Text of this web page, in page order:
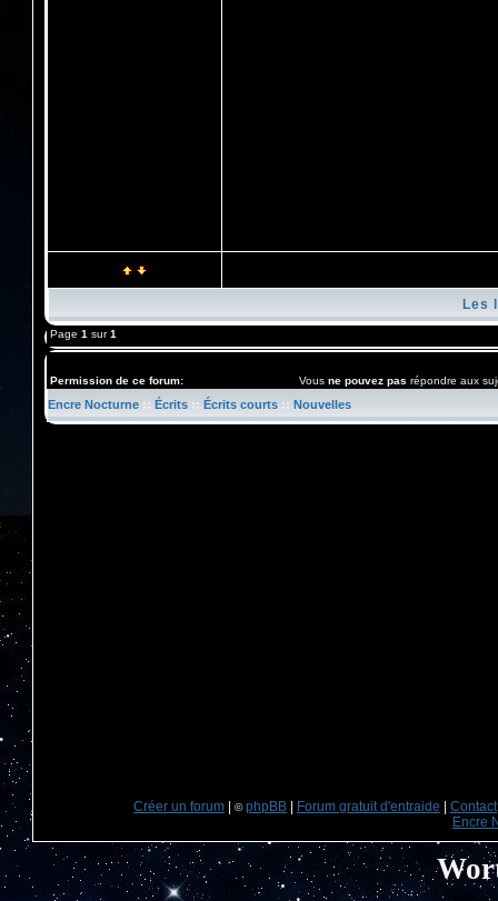
Les
Page 1 sur1
Permission de ce forum: Vous ne pouvez pas répondre aux
Encre Nocturne :: Écrits :: Écrits courts :: Nouvelles
Créer un forum © phpBB Forum gratuit d'entraide Contact
Encre